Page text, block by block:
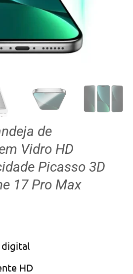
de
Vidro HD
Picasso 3D
17 Pro Max
digital
HD